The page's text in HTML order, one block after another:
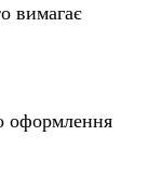
вимагає
оформлення